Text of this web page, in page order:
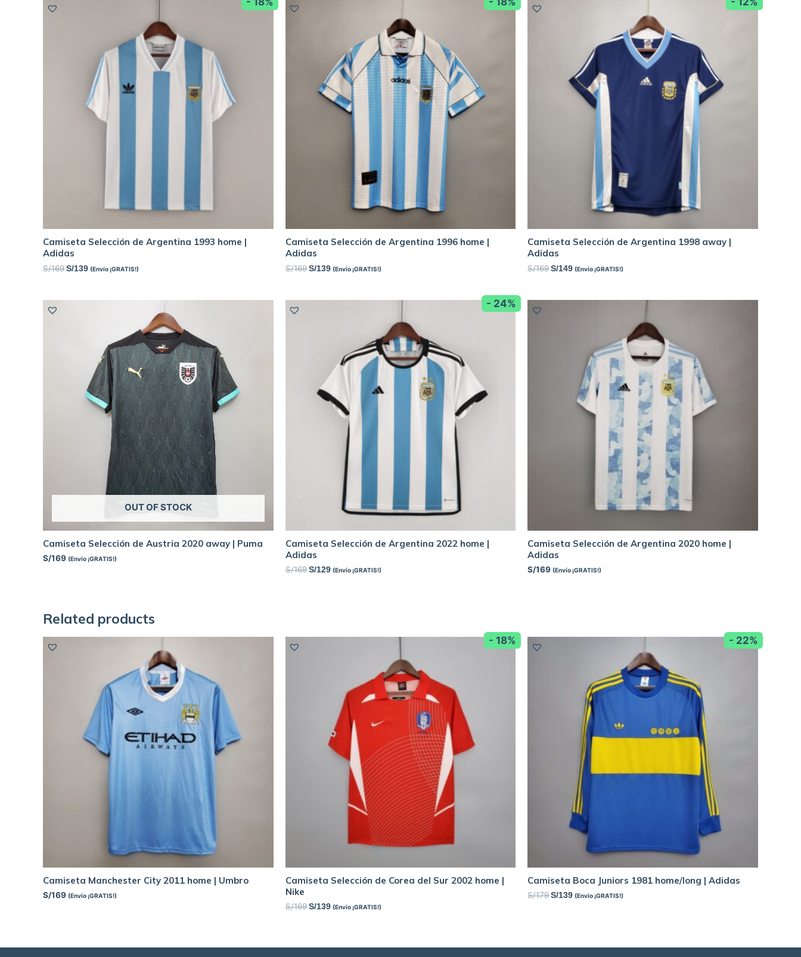
Camiseta Selección de Argentina 1993 home |
Adidas
S/169 S/139 (Envío ¡GRATIS!)
Camiseta Selección de Argentina 1996 home |
Adidas
S/169 S/139 (Envío ¡GRATIS!)
Camiseta Selección de Argentina 1998 away |
Adidas
S/169 S/149 (Envío ¡GRATIS!)
OUT OF STOCK
Camiseta Selección de Austria 2020 away | Puma
S/169 (Envío ¡GRATIS!)
- 24%
Camiseta Selección de Argentina 2022 home |
Adidas
S/169 S/129 (Envío ¡GRATIS!)
Camiseta Selección de Argentina 2020 home |
Adidas
S/169 (Envío ¡GRATIS!)
Related products
Camiseta Manchester City 2011 home | Umbro
S/169 (Envío ¡GRATIS!)
- 18%
Camiseta Selección de Corea del Sur 2002 home |
Nike
S/169 S/139 (Envío ¡GRATIS!)
- 22%
Camiseta Boca Juniors 1981 home/long | Adidas
S/179 S/139 (Envío ¡GRATIS!)